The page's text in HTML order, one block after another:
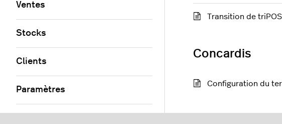
Transition de
Concardis
Configuration du
Ventes
Stocks
Clients
Paramètres